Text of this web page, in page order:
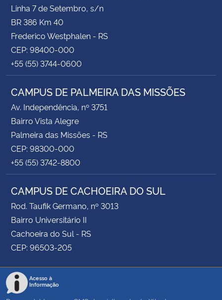
Linha 7 de Setembro, s/n
BR 386 Km 40
Frederico Westphalen - RS
CEP: 98400-000
+55 (55) 3744-0600
CAMPUS DE PALMEIRA DAS MISSÕES
Av. Independência, nº 3751
Bairro Vista Alegre
Palmeira das Missões - RS
CEP: 98300-000
+55 (55) 3742-8800
CAMPUS DE CACHOEIRA DO SUL
Rod. Taufik Germano, nº 3013
Bairro Universitário II
Cachoeira do Sul - RS
CEP: 96503-205
Acesso à
Informação